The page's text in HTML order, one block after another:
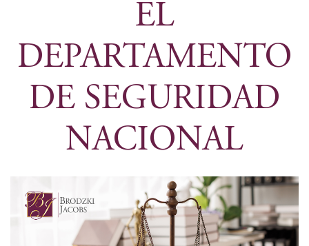
EL
DEPARTAMENTO
DE SEGURIDAD
NACIONAL